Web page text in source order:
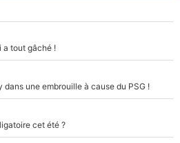
a tout gâché !
dans une embrouille à cause du PSG !
cet été ?